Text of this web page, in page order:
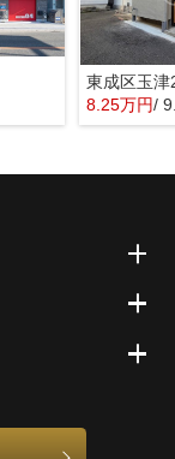
8.25万円/